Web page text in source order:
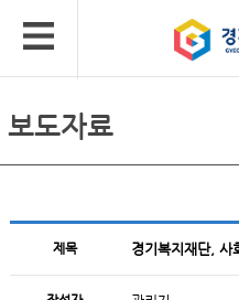
보도자료
제목 경기복지재단, 사